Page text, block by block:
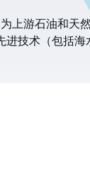
上游石油和天
技术（包括海
运营可靠性、减